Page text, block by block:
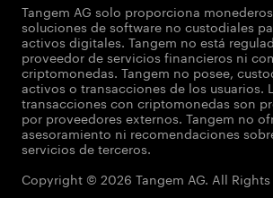
Tangem AG solo proporciona
soluciones de software no custodiales
activos digitales. Tangem no está
proveedor de servicios financieros ni
criptomonedas. Tangem no posee,
activos o transacciones de los usuarios.
transacciones con criptomonedas son
por proveedores externos. Tangem no
asesoramiento ni recomendaciones
servicios de terceros.